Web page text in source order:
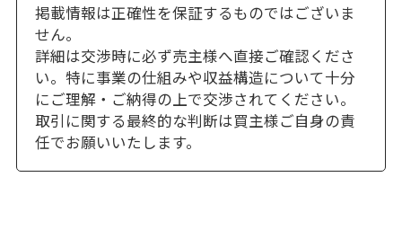
掲載情報は正確性を保証するものではございま
せん。
詳細は交渉時に必ず売主様へ直接ご確認くださ
い。特に事業の仕組みや収益構造について十分
にご理解・ご納得の上で交渉されてください。
取引に関する最終的な判断は買主様ご自身の責
任でお願いいたします。